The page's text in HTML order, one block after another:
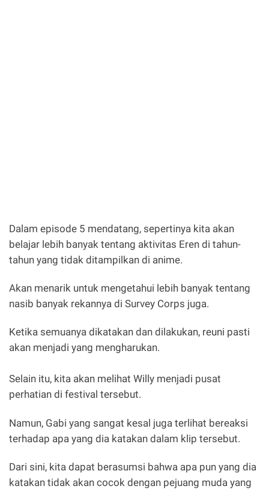
Dalam episode 5 mendatang, sepertinya kita akan
belajar lebih banyak tentang aktivitas Eren di tahun-
tahun yang tidak ditampilkan di anime.
Akan menarik untuk mengetahui lebih banyak tentang
nasib banyak rekannya di Survey Corps juga.
Ketika semuanya dikatakan dan dilakukan, reuni pasti
akan menjadi yang mengharukan.
Selain itu, kita akan melihat Willy menjadi pusat
perhatian di festival tersebut.
Namun, Gabi yang sangat kesal juga terlihat bereaksi
terhadap apa yang dia katakan dalam klip tersebut.
Dari sini, kita dapat berasumsi bahwa apa pun yang dia
katakan tidak akan cocok dengan pejuang muda yang